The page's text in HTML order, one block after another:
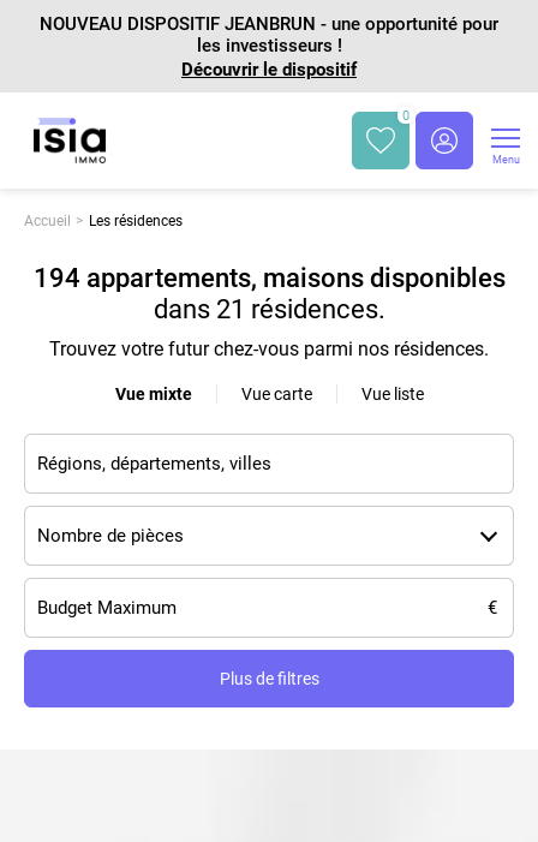
NOUVEAU DISPOSITIF JEANBRUN - une opportunité pour
les investisseurs !
Découvrir le dispositif
0
Menu
Accueil Les résidences
194 appartements, maisons disponibles
dans 21 résidences.
Trouvez votre futur chez-vous parmi nos résidences.
Vue mixte Vue carte Vue liste
Nombre de pièces
Plus de filtres